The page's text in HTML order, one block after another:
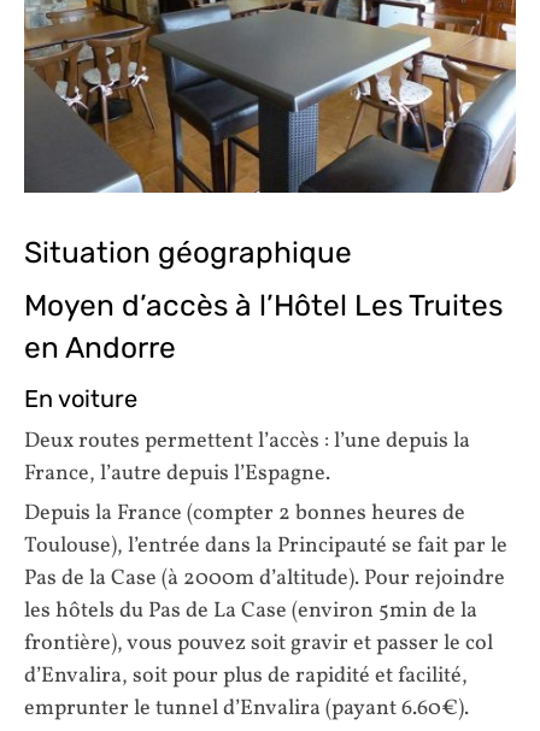
Situation géographique
Moyen d’accès à l’Hôtel Les Truites
en Andorre
En voiture
Deux routes permettent l’accès : l’une depuis la
France, l’autre depuis l’Espagne.
Depuis la France (compter 2 bonnes heures de
Toulouse), l’entrée dans la Principauté se fait par le
Pas de la Case (à 2000m d’altitude). Pour rejoindre
les hôtels du Pas de La Case (environ 5min de la
frontière), vous pouvez soit gravir et passer le col
d’Envalira, soit pour plus de rapidité et facilité,
emprunter le tunnel d’Envalira (payant 6.60€).